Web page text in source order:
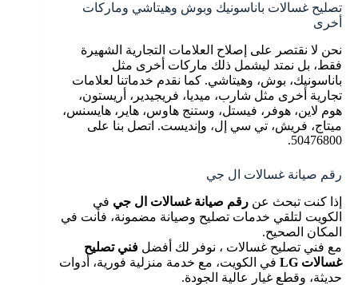
تصليح غسالات باناسونيك وبوش وهيتاشي وماركات
أخرى
نحن لا نقتصر على إصلاح العلامات التجارية الشهيرة
فقط، بل نمتد ليشمل ذلك ماركات أخرى مثل
باناسونيك، بوش، وهيتاشي. كما نقدم خدماتنا لعلامات
تجارية أخرى مثل شارب، ميديا، فريجيدير، أريستون،
هوم لاين، هوفر، فيستل، وستنج هاوس، هاير، هايسنس،
ميتاج، فريش، تي سي إل، وإنديست. اتصل بنا على
50476800.
رقم صيانة غسالات ال جي
إذا كنت تبحث عن رقم صيانة غسالات ال جي في
الكويت لتلقي خدمات تصليح وصيانة مضمونة، فأنت في
المكان الصحيح.
مع فني تصليح غسالات ، نوفر لك أفضل فني تصليح
غسالات LG
في الكويت، مع خدمة منزلية فورية، أدوات
حديثة، وقطع غيار عالية الجودة.